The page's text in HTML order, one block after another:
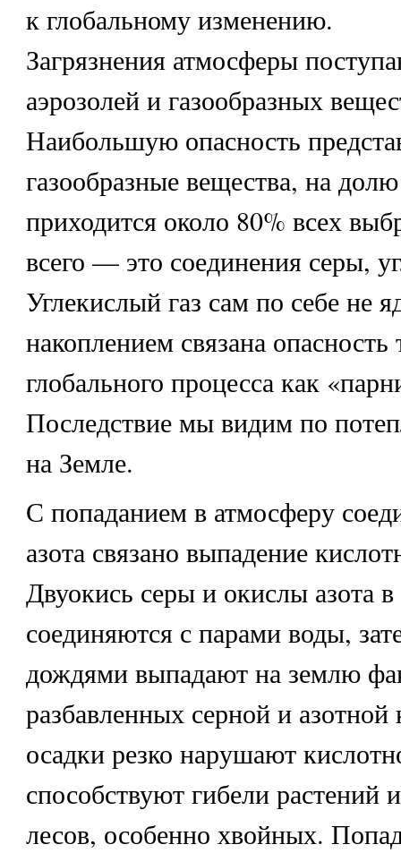
к глобальному изменению.
Загрязнения атмосферы
аэрозолей и газообразных
Наибольшую опасность
газообразные вещества, на
приходится около 80% всех
всего — это соединения серы,
Углекислый газ сам по себе не
накоплением связана опасность
глобального процесса как
Последствие мы видим по
на Земле.
С попаданием в атмосферу
азота связано выпадение
Двуокись серы и окислы азота в
соединяются с парами воды,
дождями выпадают на землю
разбавленных серной и азотной
осадки резко нарушают
способствуют гибели
лесов, особенно хвойных.